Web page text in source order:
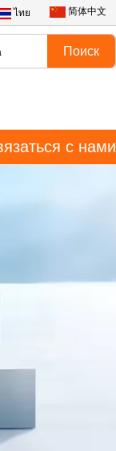
ไทย 简体中文
с нами